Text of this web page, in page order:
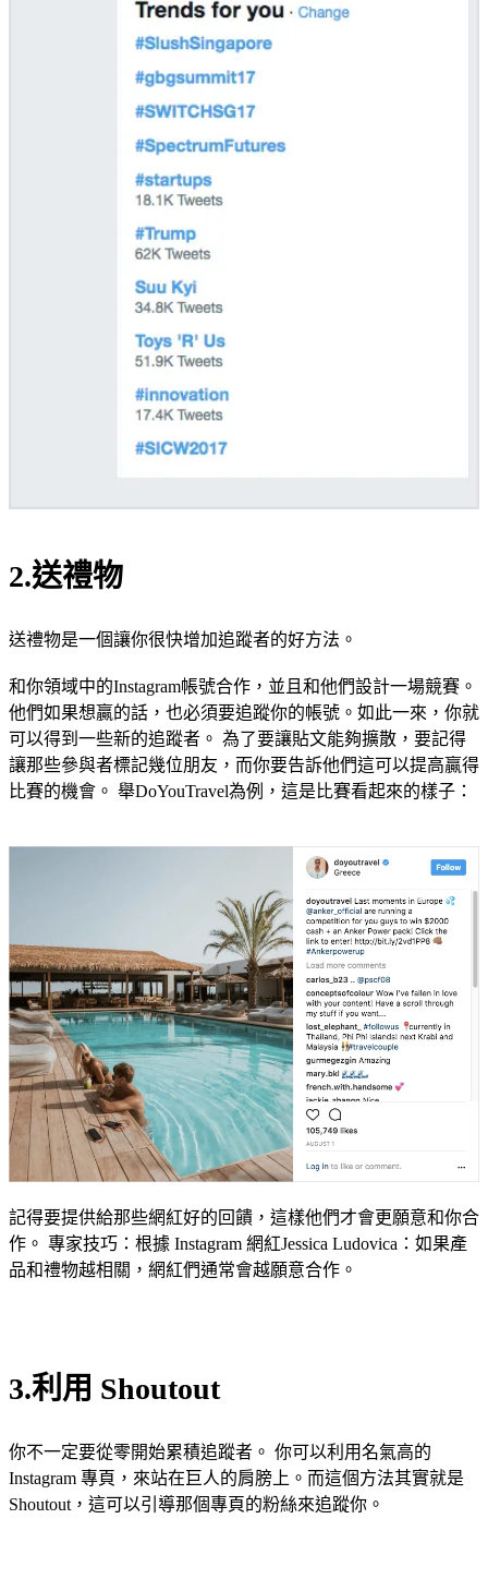
2.送禮物
送禮物是一個讓你很快增加追蹤者的好方法。
和你領域中的Instagram帳號合作，並且和他們設計一場競賽。
他們如果想贏的話，也必須要追蹤你的帳號。如此一來，你就
可以得到一些新的追蹤者。 為了要讓貼文能夠擴散，要記得
讓那些參與者標記幾位朋友，而你要告訴他們這可以提高贏得
比賽的機會。 舉DoYouTravel為例，這是比賽看起來的樣子：
記得要提供給那些網紅好的回饋，這樣他們才會更願意和你合
作。 專家技巧：根據 Instagram 網紅Jessica Ludovica：如果產
品和禮物越相關，網紅們通常會越願意合作。
3.利用 Shoutout
你不一定要從零開始累積追蹤者。 你可以利用名氣高的
Instagram 專頁，來站在巨人的肩膀上。而這個方法其實就是
Shoutout，這可以引導那個專頁的粉絲來追蹤你。